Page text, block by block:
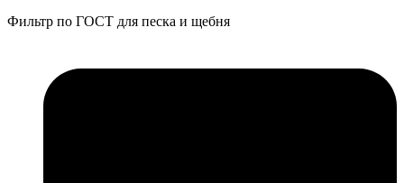
Фильтр по ГОСТ для песка и щебня